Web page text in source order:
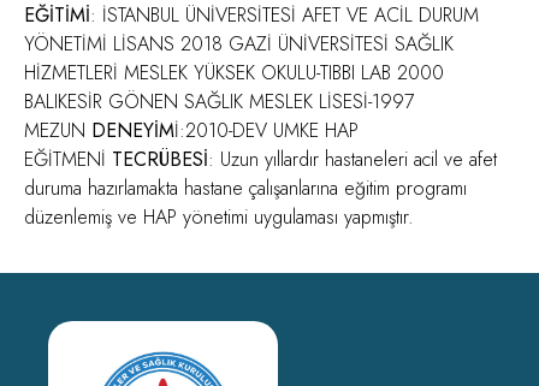
EĞİTİMİ: İSTANBUL ÜNİVERSİTESİ AFET VE ACİL DURUM
YÖNETİMİ LİSANS 2018 GAZİ ÜNİVERSİTESİ SAĞLIK
HİZMETLERİ MESLEK YÜKSEK OKULU-TIBBI LAB 2000
BALIKESİR GÖNEN SAĞLIK MESLEK LİSESİ-1997
MEZUN DENEYİMİ:2010-DEV UMKE HAP
EĞİTMENİ TECRÜBESİ: Uzun yıllardır hastaneleri acil ve afet
duruma hazırlamakta hastane çalışanlarına eğitim programı
düzenlemiş ve HAP yönetimi uygulaması yapmıştır.